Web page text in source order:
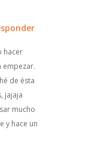
hacer
empezar.
de ésta
jajaja
mucho
y hace un